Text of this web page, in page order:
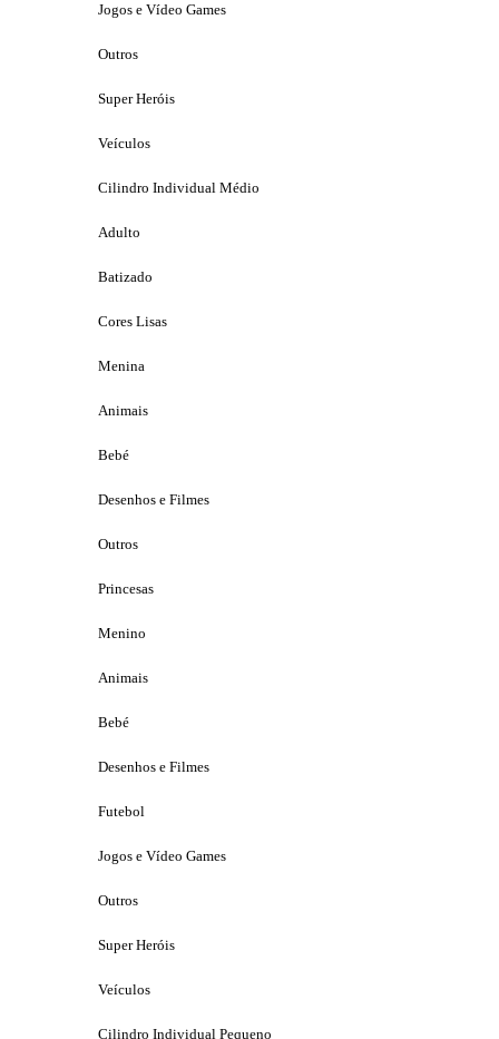
Jogos e Vídeo Games
Outros
Super Heróis
Veículos
Cilindro Individual Médio
Adulto
Batizado
Cores Lisas
Menina
Animais
Bebé
Desenhos e Filmes
Outros
Princesas
Menino
Animais
Bebé
Desenhos e Filmes
Futebol
Jogos e Vídeo Games
Outros
Super Heróis
Veículos
Cilindro Individual Pequeno